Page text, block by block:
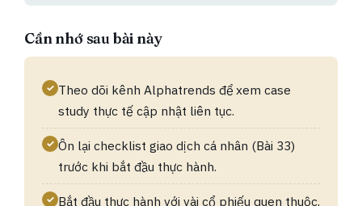
Cần nhớ sau bài này
✓ Theo dõi kênh Alphatrends để xem case
study thực tế cập nhật liên tục.
✓ Ôn lại checklist giao dịch cá nhân (Bài 33)
trước khi bắt đầu thực hành.
✓ Bắt đầu thực hành với vài cổ phiếu quen thuộc,